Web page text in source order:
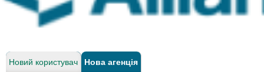
Новий користувач Нова агенція